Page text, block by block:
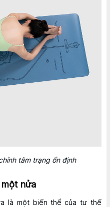
tâm trạng ổn định
nửa
là một biến thể của tư thế